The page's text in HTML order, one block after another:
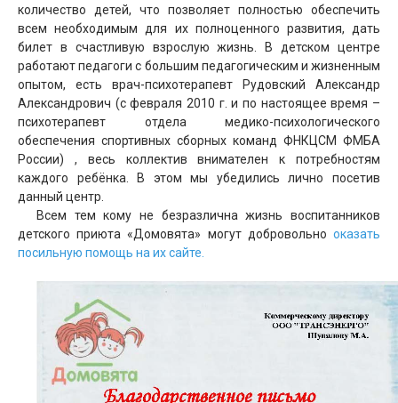
количество детей, что позволяет полностью обеспечить
всем необходимым для их полноценного развития, дать
билет в счастливую взрослую жизнь. В детском центре
работают педагоги с большим педагогическим и жизненным
опытом, есть врач-психотерапевт Рудовский Александр
Александрович (с февраля 2010 г. и по настоящее время –
психотерапевт отдела медико-психологического
обеспечения спортивных сборных команд ФНКЦСМ ФМБА
России) , весь коллектив внимателен к потребностям
каждого ребёнка. В этом мы убедились лично посетив
данный центр.
Всем тем кому не безразлична жизнь воспитанников
детского приюта «Домовята» могут добровольно оказать
посильную помощь на их сайте.